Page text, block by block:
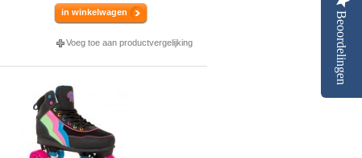
in winkelwagen
Voeg toe aan productvergelijking Beoordelingen